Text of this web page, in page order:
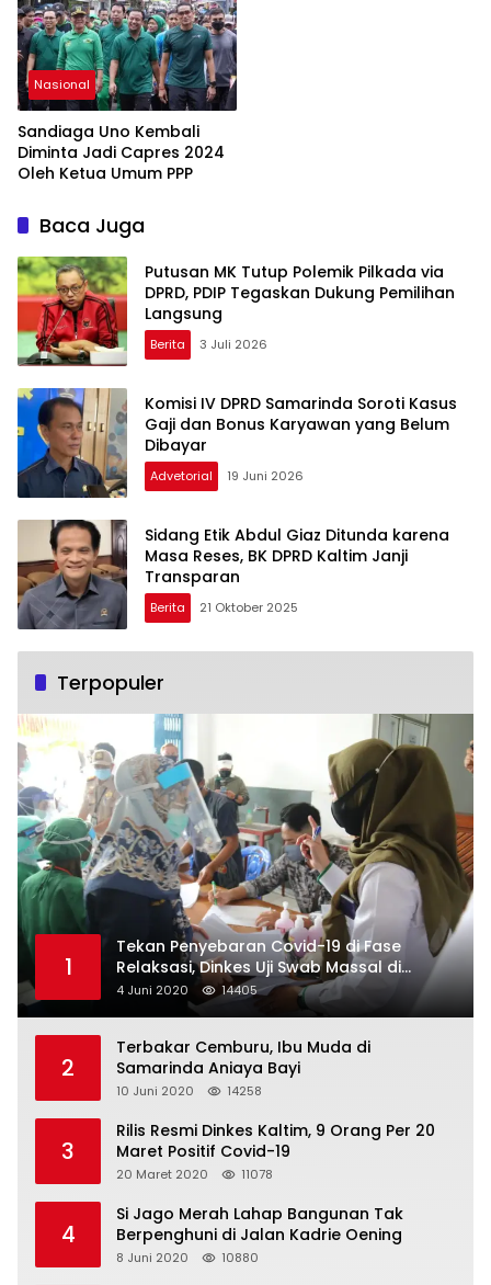
Nasional
Sandiaga Uno Kembali
Diminta Jadi Capres 2024
Oleh Ketua Umum PPP
Baca Juga
Putusan MK Tutup Polemik Pilkada via
DPRD, PDIP Tegaskan Dukung Pemilihan
Langsung
Berita 3 Juli 2026
Komisi IV DPRD Samarinda Soroti Kasus
Gaji dan Bonus Karyawan yang Belum
Dibayar
Advetorial 19 Juni 2026
Sidang Etik Abdul Giaz Ditunda karena
Masa Reses, BK DPRD Kaltim Janji
Transparan
Berita 21 Oktober 2025
Terpopuler
1
Tekan Penyebaran Covid-19 di Fase
Relaksasi, Dinkes Uji Swab Massal di
Pelabuhan Samarinda
4 Juni 2020 14405
2
Terbakar Cemburu, Ibu Muda di
Samarinda Aniaya Bayi
10 Juni 2020 14258
3
Rilis Resmi Dinkes Kaltim, 9 Orang Per 20
Maret Positif Covid-19
20 Maret 2020 11078
4
Si Jago Merah Lahap Bangunan Tak
Berpenghuni di Jalan Kadrie Oening
8 Juni 2020 10880